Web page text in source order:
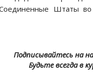
Штаты
Подписывайтесь на
Будьте всегда в